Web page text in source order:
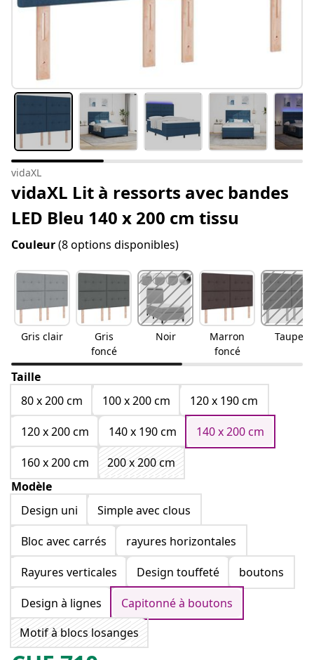
vidaXL
vidaXL Lit à ressorts avec bandes
LED Bleu 140 x 200 cm tissu
Couleur(8 options disponibles)
Gris clair
Gris
foncé
Noir
Marron
foncé
Taupe
Taille
80 x 200 cm
100 x 200 cm
120 x 190 cm
120 x 200 cm
140 x 190 cm
140 x 200 cm
160 x 200 cm
200 x 200 cm
Modèle
Design uni
Simple avec clous
Bloc avec carrés
rayures horizontales
Rayures verticales
Design touffeté
boutons
Design à lignes
Capitonné à boutons
Motif à blocs losanges